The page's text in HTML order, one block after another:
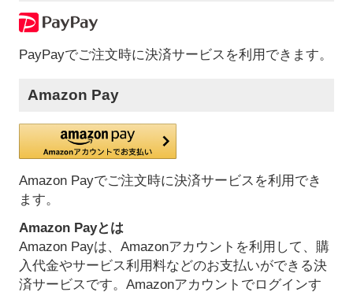
PayPayでご注文時に決済サービスを利用できます。
Amazon Pay
Amazon Payでご注文時に決済サービスを利用でき
ます。
Amazon Payとは
Amazon Payは、Amazonアカウントを利用して、購
入代金やサービス利用料などのお支払いができる決
済サービスです。Amazonアカウントでログインす